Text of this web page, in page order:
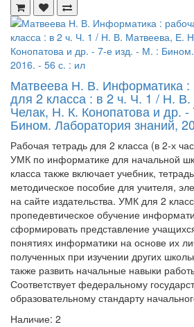
Матвеева Н. В. Информатика :
для 2 класса : в 2 ч. Ч. 1 / Н.
Челак, Н. К. Конопатова и др.
Бином. Лаборатория знаний,
Рабочая тетрадь для 2 класса (в 2-х
УМК по информатике для начальной
класса также включает учебник,
методическое пособие для учителя,
на сайте издательства. УМК для 2
пропедевтическое обучение
сформировать представление
понятиях информатики на основе их
полученных при изучении других
также развить начальные навыки
Соответствует федеральному
образовательному стандарту
Наличие: 2